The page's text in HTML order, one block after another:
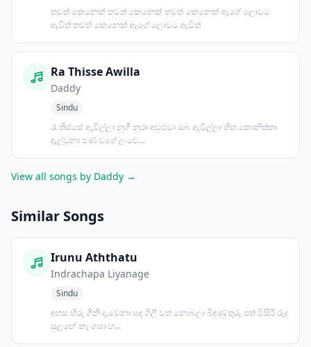
තවත් කෙනෙක් තවත් කෙනෙක් තවත් කෙනෙක් ඇගේ ලොවට
ඇවිත් තවත් කෙනෙක් ඇගේ ලොවට ඇවිත්
Ra Thisse Awilla
Daddy
Sindu
රෑ තිස්සේ ඇවිල්ලා නුගී නුරා අවුළුවා ඔබ ඇවිල්ලා හිත කොනිත්තා
දැල්වුනා පණ වගේ ලංවෙ...
View all songs by Daddy →
Similar Songs
Irunu Aththatu
Indrachapa Liyanage
Sindu
අහස හිරු ගිනි දැවෙනා සඳ ගිලී වත නොබලා බිඳුණු තුරු පත් විසිරී රුදු
සුලඟේ කෑ ගසා හ...